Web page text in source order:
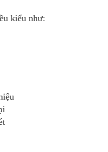
kiểu như: